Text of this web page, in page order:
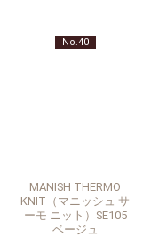
No.40
MANISH THERMO
KNIT（マニッシュ サ
ーモ ニット）SE105
ベージュ